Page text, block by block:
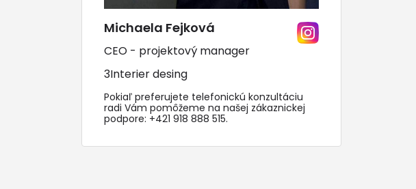
Michaela Fejková
CEO - projektový manager
3Interier desing
Pokiaľ preferujete telefonickú konzultáciu
radi Vám pomôžeme na našej zákaznickej
podpore: +421 918 888 515.